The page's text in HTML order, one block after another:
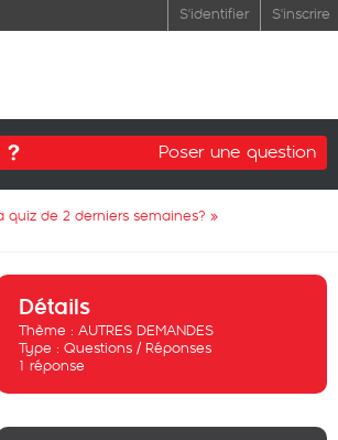
S'identifier S'inscrire
Poser une question
de 2 derniers semaines? »
Détails
Thème : AUTRES DEMANDES
Type : Questions / Réponses
1 réponse